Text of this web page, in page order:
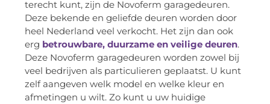
terecht kunt, zijn de Novoferm garagedeuren.
Deze bekende en geliefde deuren worden door
heel Nederland veel verkocht. Het zijn dan ook
erg betrouwbare, duurzame en veilige deuren.
Deze Novoferm garagedeuren worden zowel bij
veel bedrijven als particulieren geplaatst. U kunt
zelf aangeven welk model en welke kleur en
afmetingen u wilt. Zo kunt u uw huidige